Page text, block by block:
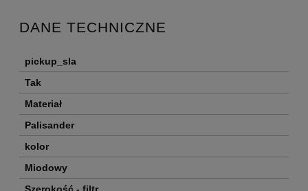
DANE TECHNICZNE
pickup_sla
Tak
Materiał
Palisander
kolor
Miodowy
Szerokość - filtr